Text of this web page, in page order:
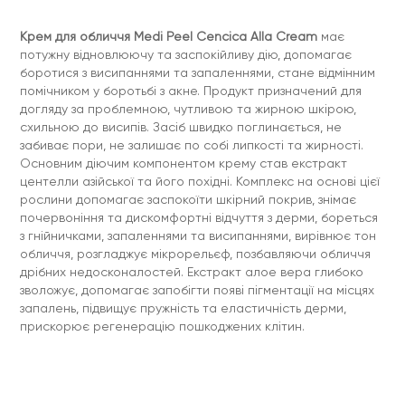
Крем для обличчя Medi Peel Cencica Alla Cream має
потужну відновлюючу та заспокійливу дію, допомагає
боротися з висипаннями та запаленнями, стане відмінним
помічником у боротьбі з акне. Продукт призначений для
догляду за проблемною, чутливою та жирною шкірою,
схильною до висипів. Засіб швидко поглинається, не
забиває пори, не залишає по собі липкості та жирності.
Основним діючим компонентом крему став екстракт
центелли азійської та його похідні. Комплекс на основі цієї
рослини допомагає заспокоїти шкірний покрив, знімає
почервоніння та дискомфортні відчуття з дерми, бореться
з гнійничками, запаленнями та висипаннями, вирівнює тон
обличчя, розгладжує мікрорельєф, позбавляючи обличчя
дрібних недосконалостей. Екстракт алое вера глибоко
зволожує, допомагає запобігти появі пігментації на місцях
запалень, підвищує пружність та еластичність дерми,
прискорює регенерацію пошкоджених клітин.